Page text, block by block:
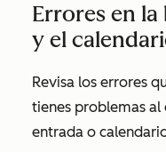
Errores en
y el
Revisa los errores
tienes problemas
entrada o